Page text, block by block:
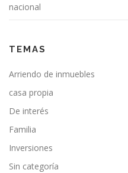
nacional
TEMAS
Arriendo de inmuebles
casa propia
De interés
Familia
Inversiones
Sin categoría